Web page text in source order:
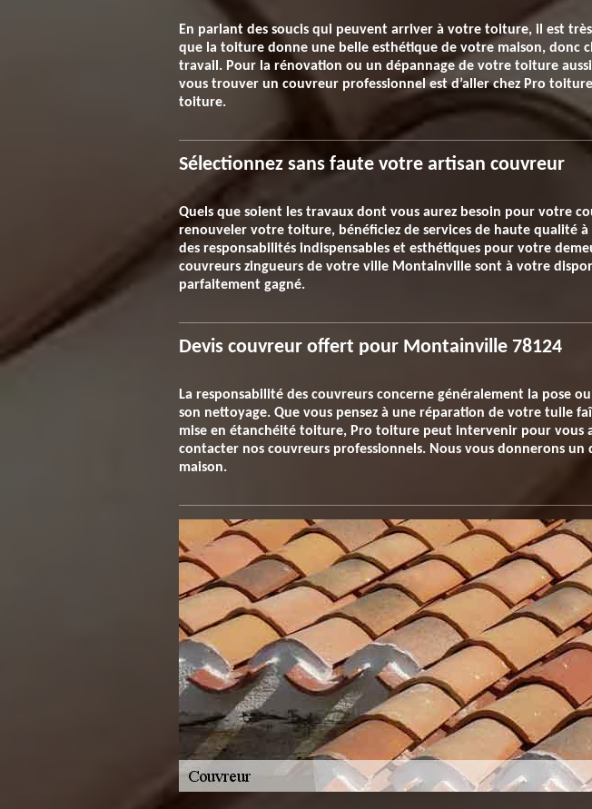
En parlant des soucis qui peuvent arriver à votre toiture, il est
que la toiture donne une belle esthétique de votre maison, donc
travail. Pour la rénovation ou un dépannage de votre toiture
vous trouver un couvreur professionnel est d’aller chez Pro
toiture.
Sélectionnez sans faute votre artisan couvreur
Quels que soient les travaux dont vous aurez besoin pour votre
renouveler votre toiture, bénéficiez de services de haute qualité
des responsabilités indispensables et esthétiques pour votre
couvreurs zingueurs de votre ville Montainville sont à votre
parfaitement gagné.
Devis couvreur offert pour Montainville 78124
La responsabilité des couvreurs concerne généralement la pose
son nettoyage. Que vous pensez à une réparation de votre tuile
mise en étanchéité toiture, Pro toiture peut intervenir pour vous
contacter nos couvreurs professionnels. Nous vous donnerons
maison.